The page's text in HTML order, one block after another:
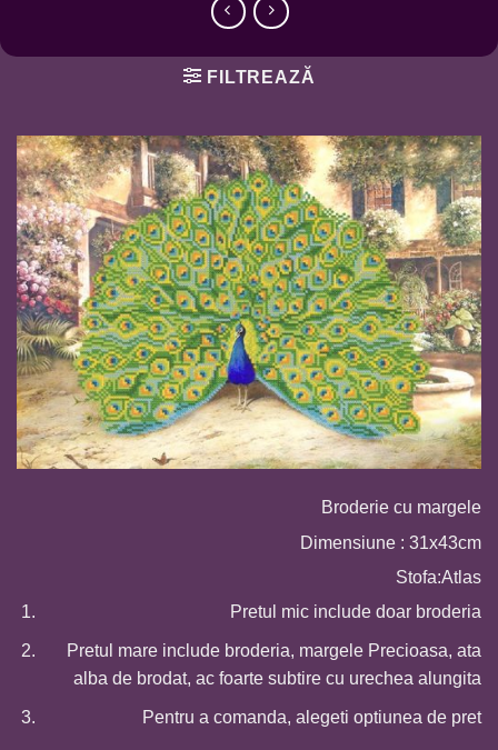
FILTREAZĂ
Broderie cu margele
Dimensiune : 31x43cm
Stofa:Atlas
Pretul mic include doar broderia
Pretul mare include broderia, margele Precioasa, ata
alba de brodat, ac foarte subtire cu urechea alungita
Pentru a comanda, alegeti optiunea de pret